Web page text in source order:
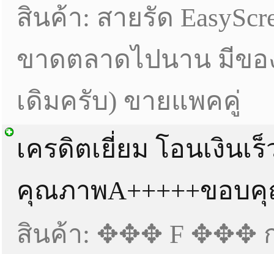
สินค้า: สายรัด
ขาดตลาดไปนาน มีขอ
เดิมครับ) ขายแพคคู่
เครดิตเยี่ยม โอนเงินเร็
คุณภาพA+++++ขอบ
สินค้า: ✥✥✥ F ✥✥✥ ก